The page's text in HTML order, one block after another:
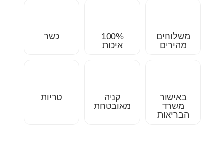
משלוחים
מהירים
100%
איכות
כשר
באישור
משרד
הבריאות
קניה
מאובטחת
טריות